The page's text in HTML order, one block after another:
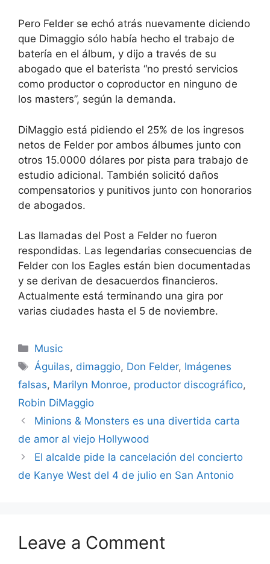
Pero Felder se echó atrás nuevamente diciendo
que Dimaggio sólo había hecho el trabajo de
batería en el álbum, y dijo a través de su
abogado que el baterista “no prestó servicios
como productor o coproductor en ninguno de
los masters”, según la demanda.
DiMaggio está pidiendo el 25% de los ingresos
netos de Felder por ambos álbumes junto con
otros 15.0000 dólares por pista para trabajo de
estudio adicional. También solicitó daños
compensatorios y punitivos junto con honorarios
de abogados.
Las llamadas del Post a Felder no fueron
respondidas. Las legendarias consecuencias de
Felder con los Eagles están bien documentadas
y se derivan de desacuerdos financieros.
Actualmente está terminando una gira por
varias ciudades hasta el 5 de noviembre.
Categories
Music
Tags
Águilas, dimaggio, Don Felder, Imágenes
falsas, Marilyn Monroe, productor discográfico,
Robin DiMaggio
Minions & Monsters es una divertida carta
de amor al viejo Hollywood
El alcalde pide la cancelación del concierto
de Kanye West del 4 de julio en San Antonio
Leave a Comment